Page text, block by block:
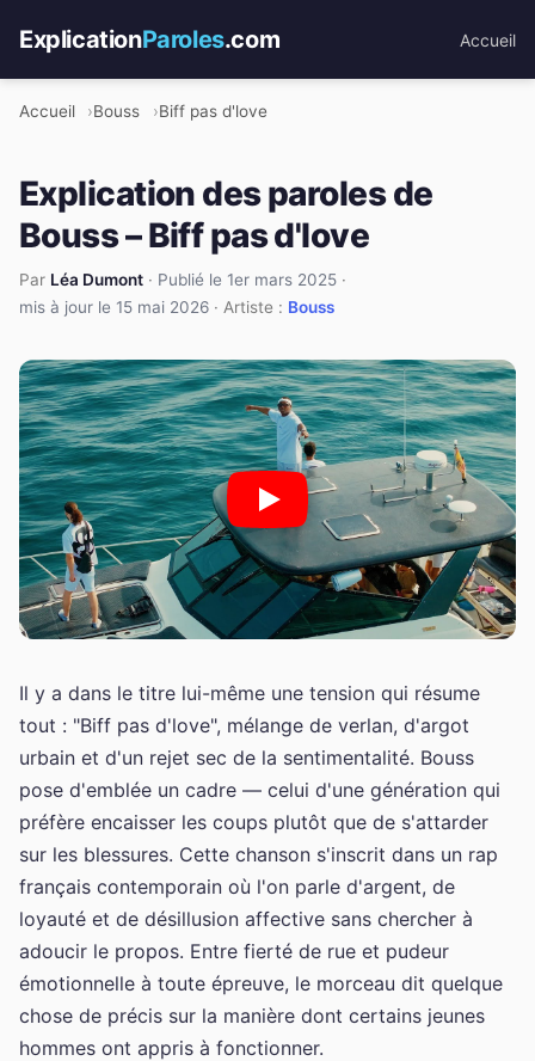
ExplicationParoles.com Accueil
Accueil Bouss Biff pas d'love
Explication des paroles de
Bouss – Biff pas d'love
Par Léa Dumont · Publié le 1er mars 2025 ·
mis à jour le 15 mai 2026 · Artiste : Bouss
Il y a dans le titre lui-même une tension qui résume
tout : "Biff pas d'love", mélange de verlan, d'argot
urbain et d'un rejet sec de la sentimentalité. Bouss
pose d'emblée un cadre — celui d'une génération qui
préfère encaisser les coups plutôt que de s'attarder
sur les blessures. Cette chanson s'inscrit dans un rap
français contemporain où l'on parle d'argent, de
loyauté et de désillusion affective sans chercher à
adoucir le propos. Entre fierté de rue et pudeur
émotionnelle à toute épreuve, le morceau dit quelque
chose de précis sur la manière dont certains jeunes
hommes ont appris à fonctionner.